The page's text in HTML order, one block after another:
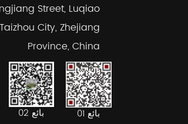
Street, Luqiao
City, Zhejiang
Province, China
بائع 01 بائع 02